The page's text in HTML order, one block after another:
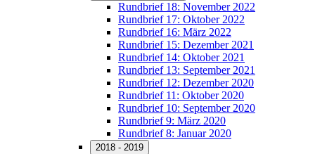
Rundbrief 18: November 2022
Rundbrief 17: Oktober 2022
Rundbrief 16: März 2022
Rundbrief 15: Dezember 2021
Rundbrief 14: Oktober 2021
Rundbrief 13: September 2021
Rundbrief 12: Dezember 2020
Rundbrief 11: Oktober 2020
Rundbrief 10: September 2020
Rundbrief 9: März 2020
Rundbrief 8: Januar 2020
2018 - 2019